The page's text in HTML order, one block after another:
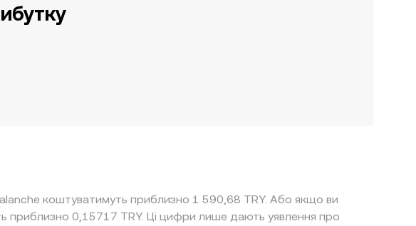
коштуватимуть приблизно 1 590,68 TRY. Або якщо ви
приблизно 0,15717 TRY. Ці цифри лише дають уявлення про